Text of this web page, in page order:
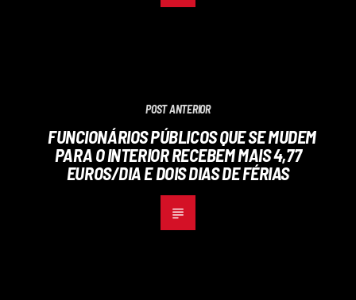
POST ANTERIOR
FUNCIONÁRIOS PÚBLICOS QUE SE MUDEM
PARA O INTERIOR RECEBEM MAIS 4,77
EUROS/DIA E DOIS DIAS DE FÉRIAS